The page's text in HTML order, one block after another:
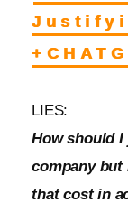
LIES:
How should
company
that cost in